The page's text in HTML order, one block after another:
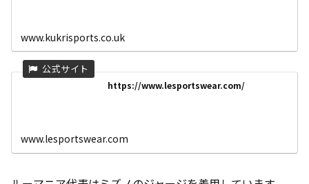
www.kukrisports.co.uk
https://www.lesportswear.com/
www.lesportswear.com